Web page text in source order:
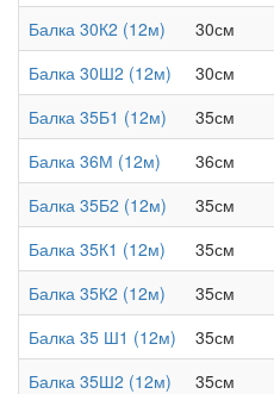
Балка 30К2 (12м)
30см
Балка 30Ш2 (12м)
30см
Балка 35Б1 (12м)
35см
Балка 36М (12м)
36см
Балка 35Б2 (12м)
35см
Балка 35К1 (12м)
35см
Балка 35К2 (12м)
35см
Балка 35 Ш1 (12м)
35см
Балка 35Ш2 (12м)
35см